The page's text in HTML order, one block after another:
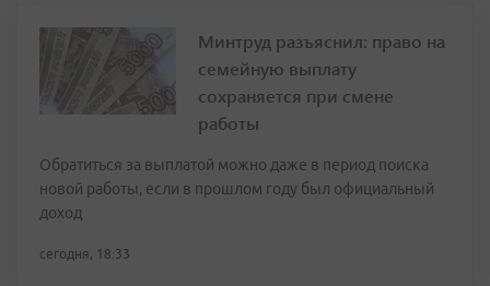
Минтруд разъяснил: право на
семейную выплату
сохраняется при смене
работы
Обратиться за выплатой можно даже в период поиска
новой работы, если в прошлом году был официальный
доход
сегодня, 18:33